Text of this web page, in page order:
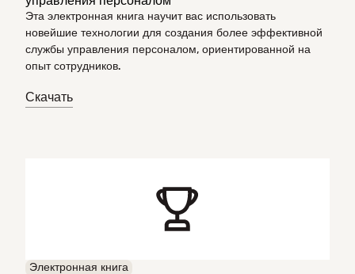
Эта электронная книга научит вас использовать
новейшие технологии для создания более эффективной
службы управления персоналом, ориентированной на
опыт сотрудников.
Скачать
Электронная книга